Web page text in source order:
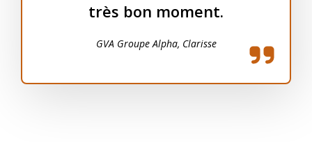
très bon moment.
GVA Groupe Alpha, Clarisse